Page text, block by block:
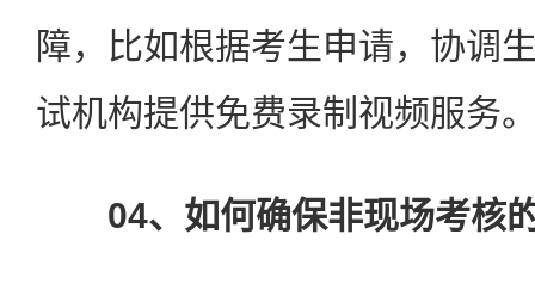
障，比如根据考生申请，协调
试机构提供免费录制视频服务
04、如何确保非现场考核